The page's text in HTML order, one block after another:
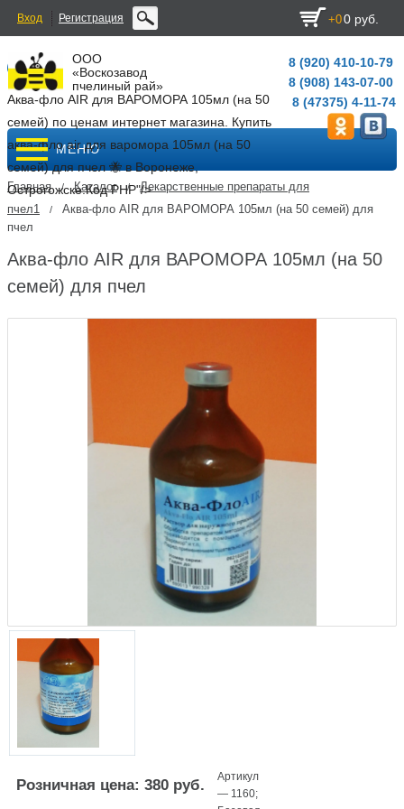
Вход Регистрация +00 руб.
ООО
«Воскозавод
пчелиный рай»
Аква-фло AIR для ВАРОМОРА 105мл (на 50
семей) по ценам интернет магазина. Купить
аква-фло air для варомора 105мл (на 50
семей) для пчел 🐝 в Воронеже,
Острогожске.Код PHP"/>
8 (920) 410-10-79
8 (908) 143-07-00
8 (47375) 4-11-74
МЕНЮ
Главная / Каталог /
Лекарственные препараты для
пчел1
/
Аква-фло AIR для ВАРОМОРА 105мл (на 50 семей) для
пчел
Аква-фло AIR для ВАРОМОРА 105мл (на 50
семей) для пчел
Розничная цена: 380 руб.
Артикул
— 1160;